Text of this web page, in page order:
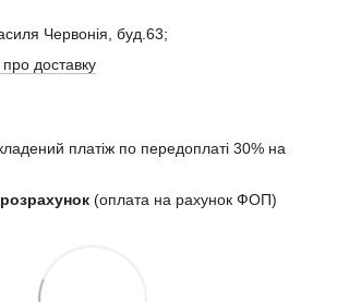
Червонія, буд.63;
доставку
платіж по передоплаті 30% на
(оплата на рахунок ФОП)